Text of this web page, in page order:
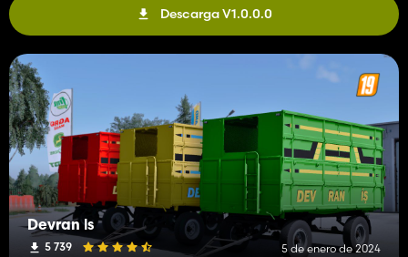
Descarga V1.0.0.0
Devran İs
5 739 5 de enero de 2024